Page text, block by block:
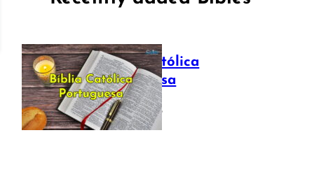
Bíblia Católica
Portuguesa
July 16, 2025